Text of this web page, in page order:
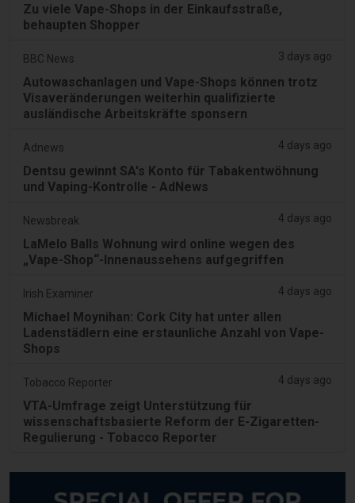
Zu viele Vape-Shops in der Einkaufsstraße,
behaupten Shopper
BBC News 3 days ago
Autowaschanlagen und Vape-Shops können trotz
Visaveränderungen weiterhin qualifizierte
ausländische Arbeitskräfte sponsern
Adnews 4 days ago
Dentsu gewinnt SA's Konto für Tabakentwöhnung
und Vaping-Kontrolle - AdNews
Newsbreak 4 days ago
LaMelo Balls Wohnung wird online wegen des
„Vape-Shop“-Innenaussehens aufgegriffen
Irish Examiner 4 days ago
Michael Moynihan: Cork City hat unter allen
Ladenstädlern eine erstaunliche Anzahl von Vape-
Shops
Tobacco Reporter 4 days ago
VTA-Umfrage zeigt Unterstützung für
wissenschaftsbasierte Reform der E-Zigaretten-
Regulierung - Tobacco Reporter